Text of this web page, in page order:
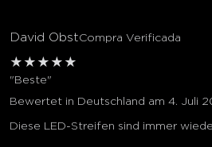
David ObstCompra Verificada
★ ★ ★ ★ ★
"Beste"
Bewertet in Deutschland am 4. Juli
Diese LED-Streifen sind immer